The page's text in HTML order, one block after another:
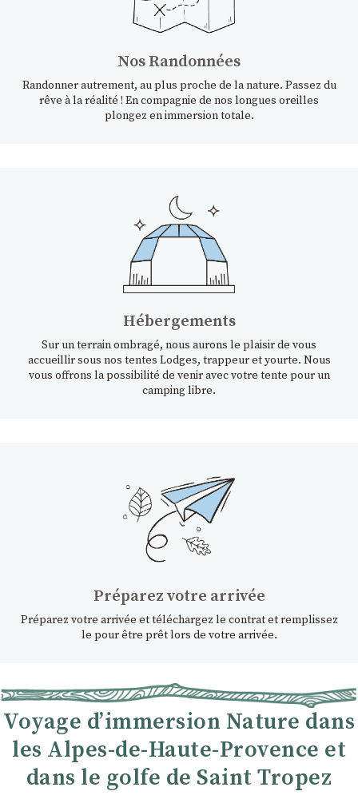
Nos Randonnées
Randonner autrement, au plus proche de la nature. Passez du
rêve à la réalité ! En compagnie de nos longues oreilles
plongez en immersion totale.
Hébergements
Sur un terrain ombragé, nous aurons le plaisir de vous
accueillir sous nos tentes Lodges, trappeur et yourte. Nous
vous offrons la possibilité de venir avec votre tente pour un
camping libre.
Préparez votre arrivée
Préparez votre arrivée et téléchargez le contrat et remplissez
le pour être prêt lors de votre arrivée.
Voyage d’immersion Nature dans
les Alpes-de-Haute-Provence et
dans le golfe de Saint Tropez